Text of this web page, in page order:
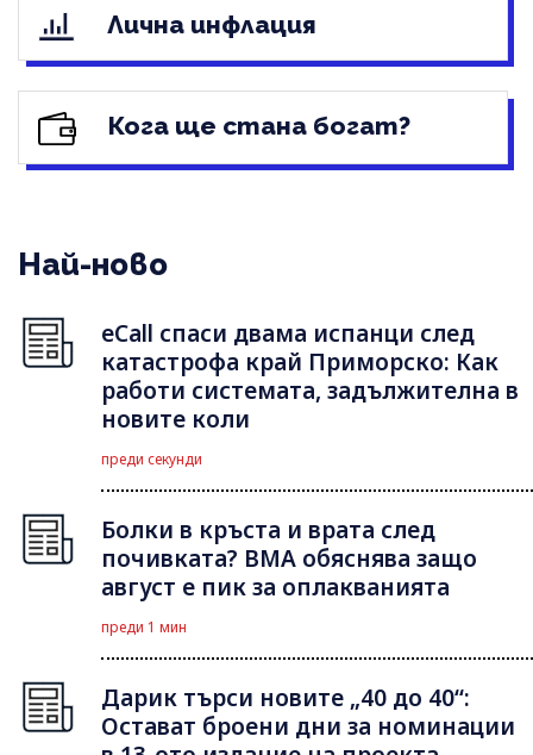
Лична инфлация
Кога ще стана богат?
Най-ново
eCall спаси двама испанци след
катастрофа край Приморско: Как
работи системата, задължителна в
новите коли
преди секунди
Болки в кръста и врата след
почивката? ВМА обяснява защо
август е пик за оплакванията
преди 1 мин
Дарик търси новите „40 до 40“:
Остават броени дни за номинации